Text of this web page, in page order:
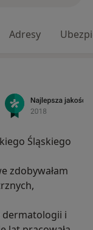
Adresy
Śląskiego
zdobywałam
dermatologii i